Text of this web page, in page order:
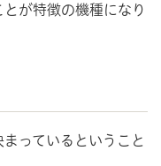
が特徴の機種になり
っているということ